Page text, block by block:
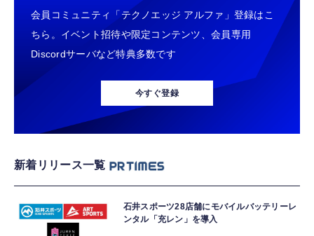
会員コミュニティ「テクノエッジ アルファ」登録はこ
ちら。イベント招待や限定コンテンツ、会員専用
Discordサーバなど特典多数です
今すぐ登録
新着リリース一覧
石井スポーツ28店舗にモバイルバッテリーレ
ンタル「充レン」を導入